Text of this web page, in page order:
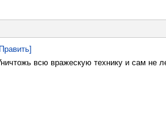
всю вражескую технику и сам не